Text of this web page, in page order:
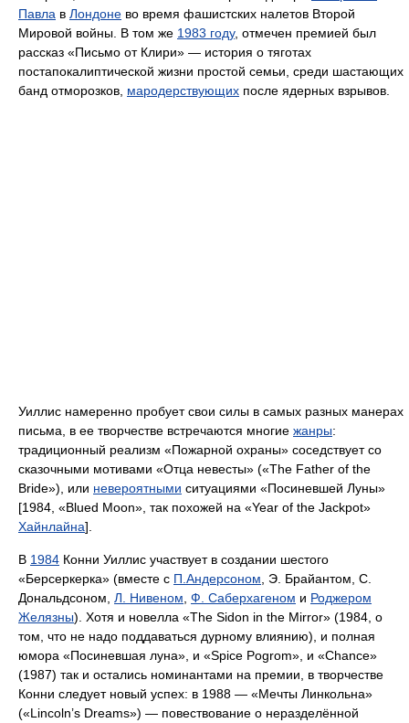
Павла в Лондоне во время фашистских налетов Второй
Мировой войны. В том же 1983 году, отмечен премией был
рассказ «Письмо от Клири» — история о тяготах
постапокалиптической жизни простой семьи, среди шастающих
банд отморозков, мародерствующих после ядерных взрывов.
Уиллис намеренно пробует свои силы в самых разных манерах
письма, в ее творчестве встречаются многие жанры:
традиционный реализм «Пожарной охраны» соседствует со
сказочными мотивами «Отца невесты» («The Father of the
Bride»), или невероятными ситуациями «Посиневшей Луны»
[1984, «Blued Moon», так похожей на «Year of the Jackpot»
Хайнлайна].
В 1984 Конни Уиллис участвует в создании шестого
«Берсеркерка» (вместе с П.Андерсоном , Э. Брайантом, С.
Дональдсоном, Л. Нивеном Ф. Саберхагеном и Роджером
Желязны). Хотя и новелла «The Sidon in the Mirror» (1984, о
том, что не надо поддаваться дурному влиянию), и полная
юмора «Посиневшая луна», и «Spice Pogrom», и «Chance»
(1987) так и остались номинантами на премии, в творчествe
Конни следует новый успех: в 1988 — «Мечты Линкольна»
(«Lincoln’s Dreams») — повествование о неразделённой